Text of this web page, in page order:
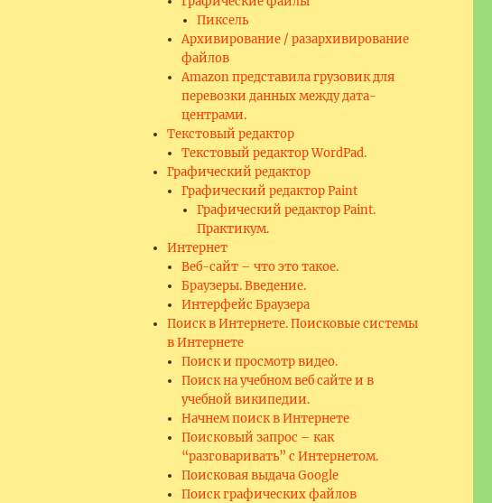
Пиксель
Архивирование / разархивирование
файлов
Amazon представила грузовик для
перевозки данных между дата-
центрами.
Текстовый редактор
Текстовый редактор WordPad.
Графический редактор
Графический редактор Paint
Графический редактор Paint.
Практикум.
Интернет
Веб-сайт – что это такое.
Браузеры. Введение.
Интерфейс Браузера
Поиск в Интернете. Поисковые системы
в Интернете
Поиск и просмотр видео.
Поиск на учебном веб сайте и в
учебной википедии.
Начнем поиск в Интернете
Поисковый запрос – как
“разговаривать” с Интернетом.
Поисковая выдача Google
Поиск графических файлов